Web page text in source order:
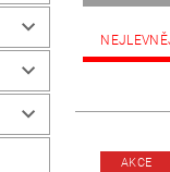
AKCE